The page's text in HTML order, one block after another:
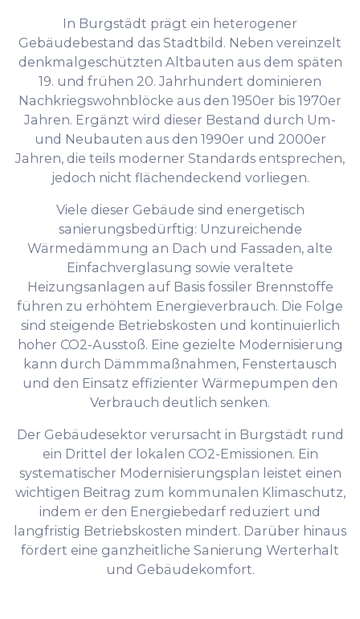
In Burgstädt prägt ein heterogener
Gebäudebestand das Stadtbild. Neben vereinzelt
denkmalgeschützten Altbauten aus dem späten
19. und frühen 20. Jahrhundert dominieren
Nachkriegswohnblöcke aus den 1950er bis 1970er
Jahren. Ergänzt wird dieser Bestand durch Um-
und Neubauten aus den 1990er und 2000er
Jahren, die teils moderner Standards entsprechen,
jedoch nicht flächendeckend vorliegen.
Viele dieser Gebäude sind energetisch
sanierungsbedürftig: Unzureichende
Wärmedämmung an Dach und Fassaden, alte
Einfachverglasung sowie veraltete
Heizungsanlagen auf Basis fossiler Brennstoffe
führen zu erhöhtem Energieverbrauch. Die Folge
sind steigende Betriebskosten und kontinuierlich
hoher CO2-Ausstoß. Eine gezielte Modernisierung
kann durch Dämmmaßnahmen, Fenstertausch
und den Einsatz effizienter Wärmepumpen den
Verbrauch deutlich senken.
Der Gebäudesektor verursacht in Burgstädt rund
ein Drittel der lokalen CO2-Emissionen. Ein
systematischer Modernisierungsplan leistet einen
wichtigen Beitrag zum kommunalen Klimaschutz,
indem er den Energiebedarf reduziert und
langfristig Betriebskosten mindert. Darüber hinaus
fördert eine ganzheitliche Sanierung Werterhalt
und Gebäudekomfort.